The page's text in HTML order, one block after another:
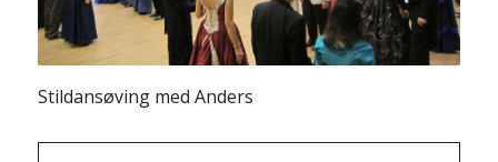
Stildansøving med Anders